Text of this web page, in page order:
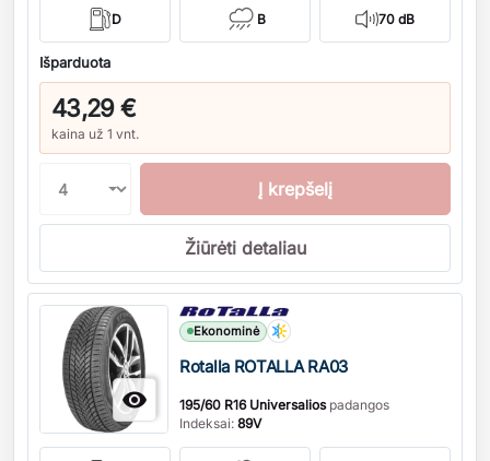
D B 70 dB
Išparduota
43,29 €
kaina už 1 vnt.
Į krepšelį
Žiūrėti detaliau

Ekonominė
Rotalla ROTALLA RA03
195/60 R16 Universaliospadangos
Indeksai: 89V
Kiekis